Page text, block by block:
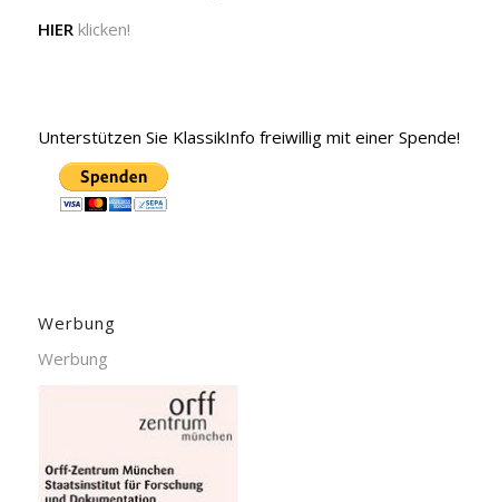
HIER klicken!
Unterstützen Sie KlassikInfo freiwillig mit einer Spende!
Werbung
Werbung